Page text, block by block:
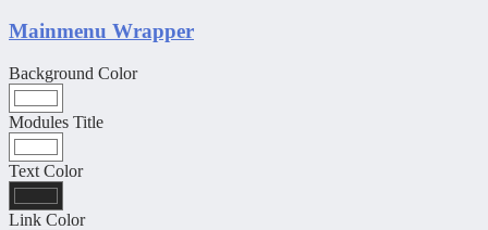
Mainmenu Wrapper
Background Color
Modules Title
Text Color
Link Color